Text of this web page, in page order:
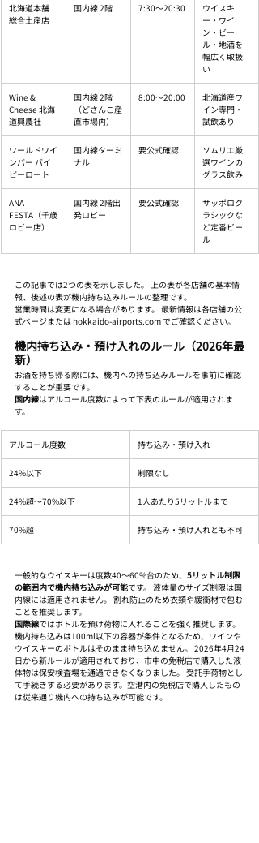
北海道本舗
総合土産店
国内線 2階 7:30〜20:30
ウイスキ
ー・ワイ
ン・ビー
ル・地酒を
幅広く取扱
い
Wine &
Cheese 北海
道興農社
国内線 2階
（どさんこ産
直市場内）
8:00〜20:00
北海道産ワ
イン専門・
試飲あり
ワールドワイ
ンバー バイ
ピーロート
国内線ターミ
ナル
要公式確認
ソムリエ厳
選ワインの
グラス飲み
ANA
FESTA（千歳
ロビー店）
国内線 2階出
発ロビー
要公式確認
サッポロク
ラシックな
ど定番ビー
ル
この記事では2つの表を示しました。 上の表が各店舗の基本情
報、後述の表が機内持ち込みルールの整理です。
営業時間は変更になる場合があります。 最新情報は各店舗の公
式ページまたは hokkaido-airports.com でご確認ください。
機内持ち込み・預け入れのルール（2026年最
新）
お酒を持ち帰る際には、機内への持ち込みルールを事前に確認
することが重要です。
国内線はアルコール度数によって下表のルールが適用されま
す。
アルコール度数 持ち込み・預け入れ
24%以下 制限なし
24%超〜70%以下 1人あたり5リットルまで
70%超 持ち込み・預け入れとも不可
一般的なウイスキーは度数40〜60%台のため、 5リットル制限
の範囲内で機内持ち込みが可能です。 液体量のサイズ制限は国
内線には適用されません。 割れ防止のため衣類や緩衝材で包む
ことを推奨します。
国際線ではボトルを預け荷物に入れることを強く推奨します。
機内持ち込みは100ml以下の容器が条件となるため、ワインや
ウイスキーのボトルはそのまま持ち込めません。 2026年4月24
日から新ルールが適用されており、市中の免税店で購入した液
体物は保安検査場を通過できなくなりました。 受託手荷物とし
て手続きする必要があります。空港内の免税店で購入したもの
は従来通り機内への持ち込みが可能です。